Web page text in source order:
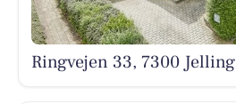
Ringvejen 33, 7300 Jelling